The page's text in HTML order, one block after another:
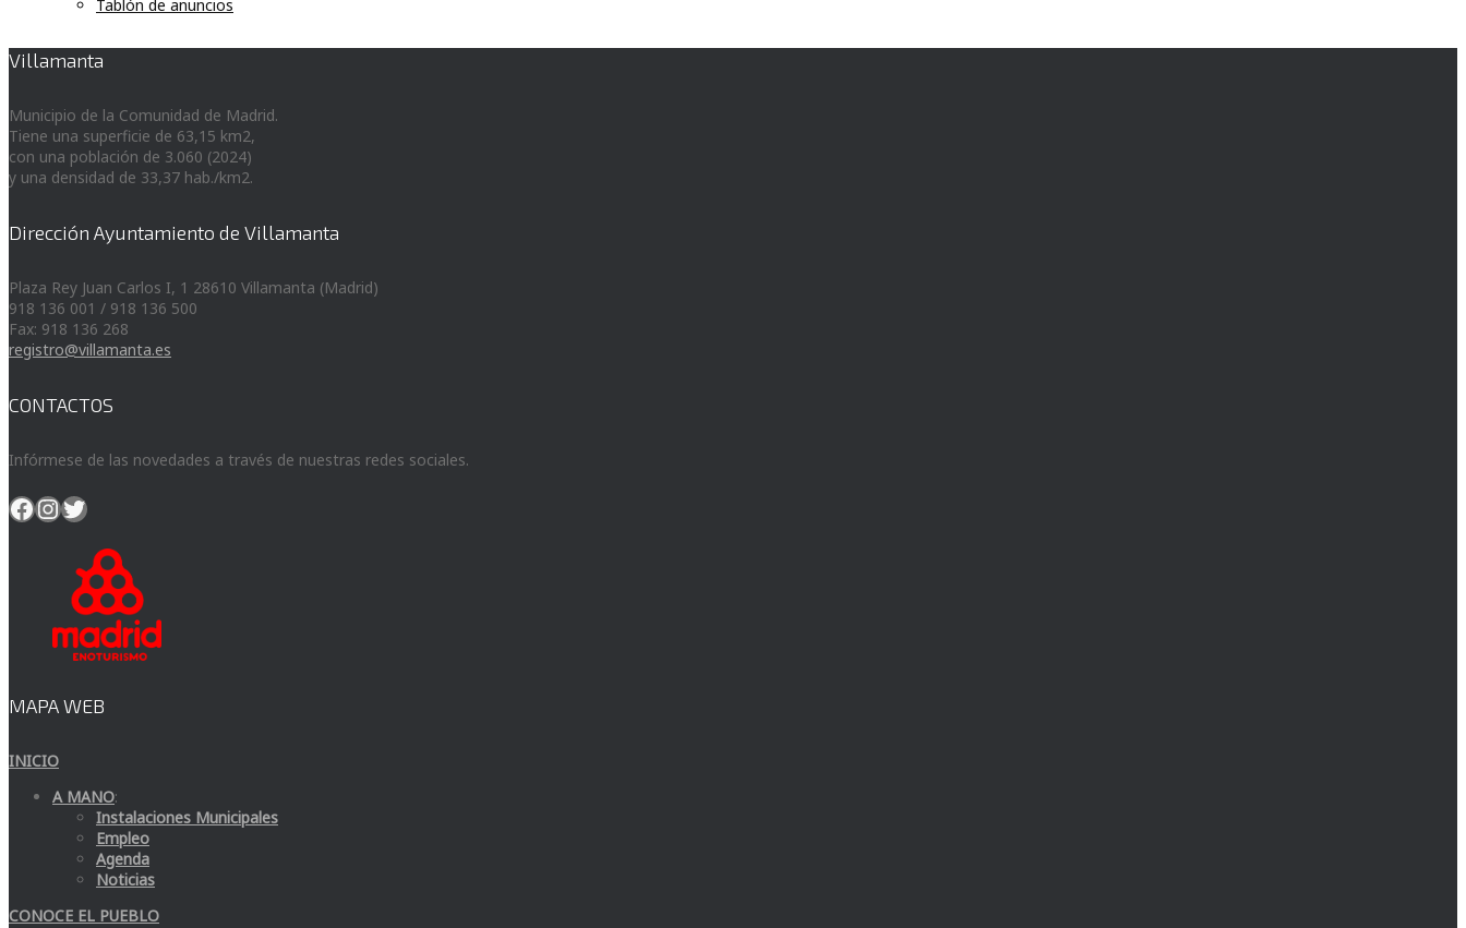
Tablón de anuncios
Villamanta
Municipio de la Comunidad de Madrid.
Tiene una superficie de 63,15 km2,
con una población de 3.060 (2024)
y una densidad de 33,37 hab./km2.
Dirección Ayuntamiento de Villamanta
Plaza Rey Juan Carlos I, 1 28610 Villamanta (Madrid)
918 136 001 / 918 136 500
Fax: 918 136 268
registro@villamanta.es
CONTACTOS
Infórmese de las novedades a través de nuestras redes sociales.
Facebook
Instagram
Twitter
MAPA WEB
INICIO
A MANO:
Instalaciones Municipales
Empleo
Agenda
Noticias
CONOCE EL PUEBLO